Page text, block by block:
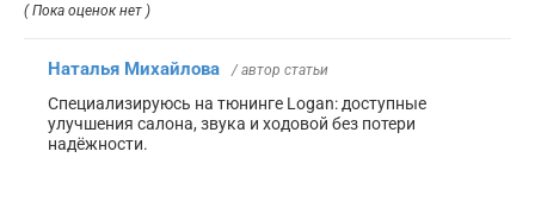
( Пока оценок нет )
Наталья Михайлова / автор статьи
Специализируюсь на тюнинге Logan: доступные
улучшения салона, звука и ходовой без потери
надёжности.